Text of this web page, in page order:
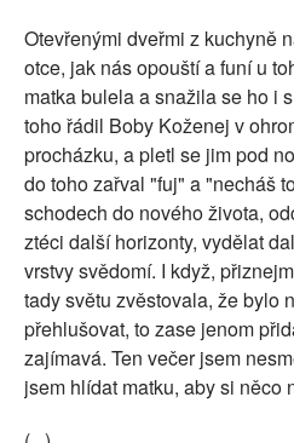
Otevřenými dveřmi z kuchyně
otce, jak nás opouští a funí u
matka bulela a snažila se ho i
toho řádil Boby Koženej v
procházku, a pletl se jim pod
do toho zařval "fuj" a "necháš
schodech do nového života,
ztéci další horizonty, vydělat
vrstvy svědomí. I když,
tady světu zvěstovala, že bylo
přehlušovat, to zase jenom
zajímavá. Ten večer jsem
jsem hlídat matku, aby si něco